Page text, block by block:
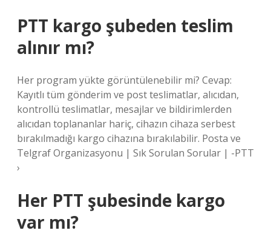
PTT kargo şubeden teslim
alınır mı?
Her program yükte görüntülenebilir mi? Cevap:
Kayıtlı tüm gönderim ve post teslimatlar, alıcıdan,
kontrollü teslimatlar, mesajlar ve bildirimlerden
alıcıdan toplananlar hariç, cihazın cihaza serbest
bırakılmadığı kargo cihazına bırakılabilir. Posta ve
Telgraf Organizasyonu | Sık Sorulan Sorular | -PTT
›
Her PTT şubesinde kargo
var mı?